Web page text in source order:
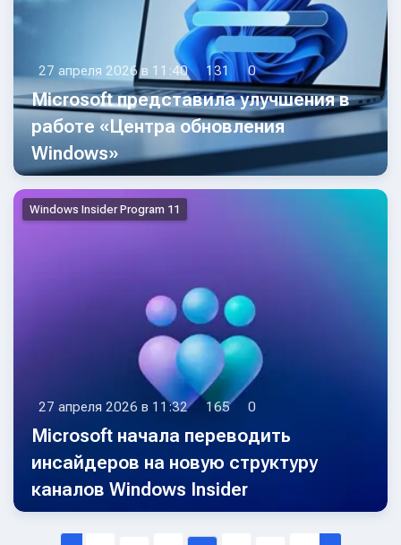
27 апреля 2026 в 11:40 131 0
Microsoft представила улучшения в
работе «Центра обновления
Windows»
Windows Insider Program 11
27 апреля 2026 в 11:32 165 0
Microsoft начала переводить
инсайдеров на новую структуру
каналов Windows Insider